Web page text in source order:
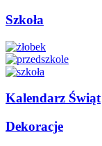
Szkoła
Kalendarz Świąt
Dekoracje